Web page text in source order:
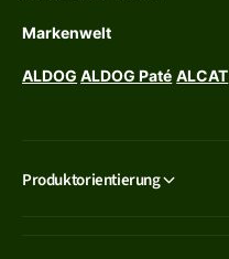
Markenwelt
ALDOG ALDOG Paté ALCAT
Produktorientierung